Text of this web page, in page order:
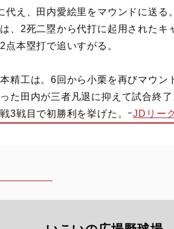
代え、田内愛絵里をマウンドに送る
、2死二塁から代打に起用されたキ
本塁打で追いすがる。
精工は。6回から小栗を再びマウン
た田内が三者凡退に抑えて試合終
3戦目で初勝利を挙げた。ｰJDリー